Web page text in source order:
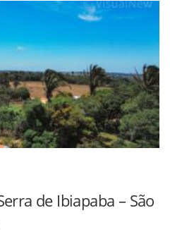
de Ibiapaba – São